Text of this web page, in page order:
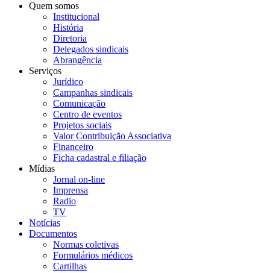
Quem somos
Institucional
História
Diretoria
Delegados sindicais
Abrangência
Serviços
Jurídico
Campanhas sindicais
Comunicação
Centro de eventos
Projetos sociais
Valor Contribuição Associativa
Financeiro
Ficha cadastral e filiação
Mídias
Jornal on-line
Imprensa
Radio
TV
Notícias
Documentos
Normas coletivas
Formulários médicos
Cartilhas